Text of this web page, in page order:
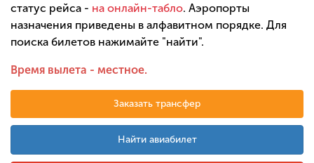
статус рейса - на онлайн-табло. Аэропорты
назначения приведены в алфавитном порядке. Для
поиска билетов нажимайте "найти".
Время вылета - местное.
Заказать трансфер
Найти авиабилет